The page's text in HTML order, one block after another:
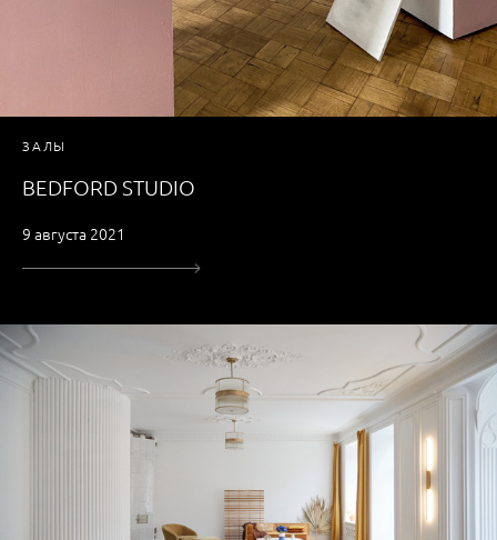
ЗАЛЫ
BEDFORD STUDIO
9 августа 2021